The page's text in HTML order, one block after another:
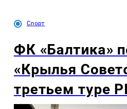
Спорт
ФК «Балтика»
«Крылья
третьем туре